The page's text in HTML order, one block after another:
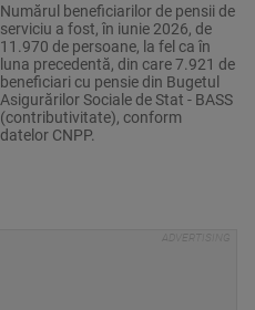
Numărul beneficiarilor de pensii de
serviciu a fost, în iunie 2026, de
11.970 de persoane, la fel ca în
luna precedentă, din care 7.921 de
beneficiari cu pensie din Bugetul
Asigurărilor Sociale de Stat - BASS
(contributivitate), conform
datelor CNPP.